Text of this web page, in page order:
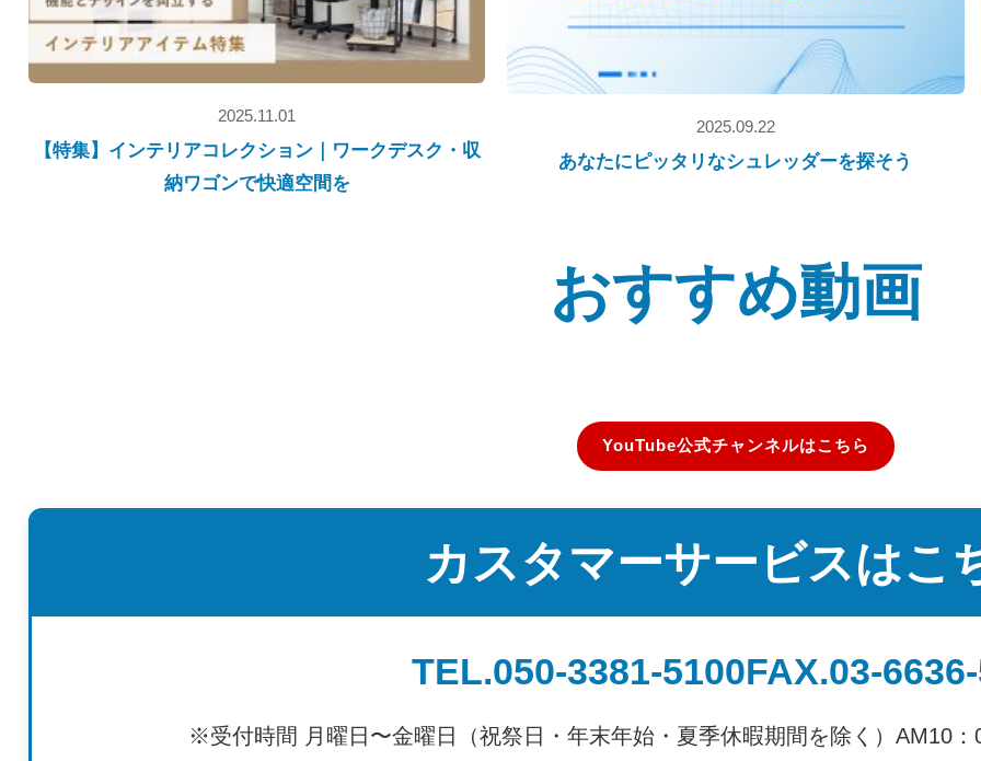
2025.11.01
【特集】インテリアコレクション｜ワークデスク・収
納ワゴンで快適空間を
2025.09.22
あなたにピッタリなシュレッダーを探そう
おすすめ動画
YouTube公式チャンネルはこちら
カスタマーサービスはこ
TEL.050-3381-5100FAX.03-
※受付時間 月曜日〜金曜日（祝祭日・年末年始・夏季休暇期間を除く） AM10：